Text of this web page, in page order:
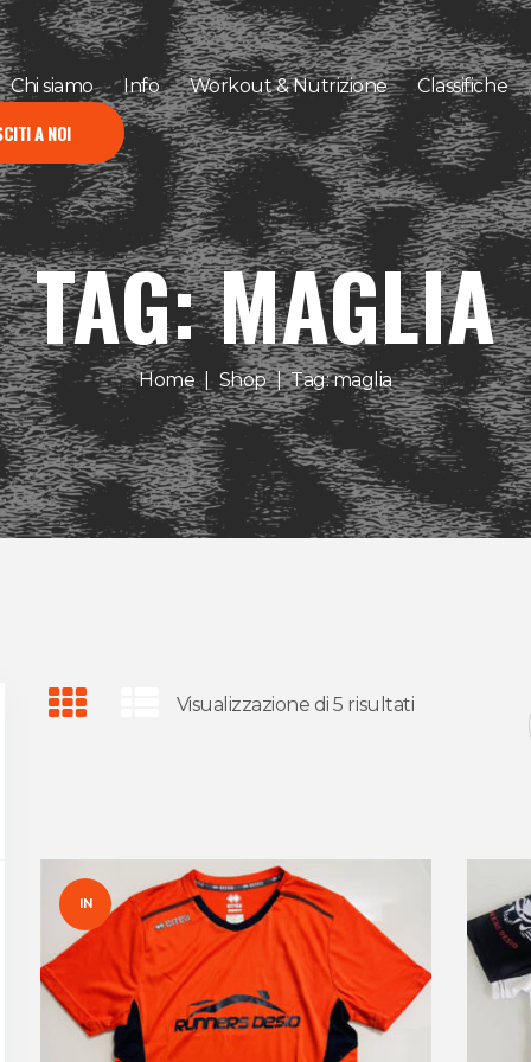
Chi siamo Info Workout & Nutrizione Classifiche
A NOI
TAG: MAGLIA
Home Shop Tag: maglia
Visualizzazione di 5 risultati
IN
OFFER
TA!